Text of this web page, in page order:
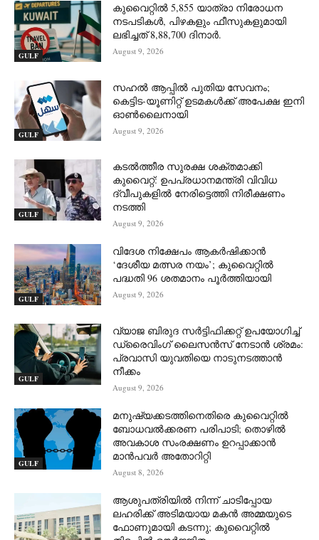
GULF
കുവൈറ്റിൽ 5,855 യാത്രാ നിരോധന
നടപടികൾ, പിഴകളും ഫീസുകളുമായി
ലഭിച്ചത് 8,88,700 ദിനാർ.
August 9, 2026
GULF
സഹൽ ആപ്പിൽ പുതിയ സേവനം;
കെട്ടിട-യൂണിറ്റ് ഉടമകൾക്ക് അപേക്ഷ ഇനി
ഓൺലൈനായി
August 9, 2026
GULF
കടൽത്തീര സുരക്ഷ ശക്തമാക്കി
കുവൈറ്റ്: ഉപപ്രധാനമന്ത്രി വിവിധ
ദ്വീപുകളിൽ നേരിട്ടെത്തി നിരീക്ഷണം
നടത്തി
August 9, 2026
GULF
വിദേശ നിക്ഷേപം ആകർഷിക്കാൻ
‘ദേശീയ മത്സര നയം’; കുവൈറ്റിൽ
പദ്ധതി 96 ശതമാനം പൂർത്തിയായി
August 9, 2026
GULF
വ്യാജ ബിരുദ സർട്ടിഫിക്കറ്റ് ഉപയോഗിച്ച്
ഡ്രൈവിംഗ് ലൈസൻസ് നേടാൻ ശ്രമം:
പ്രവാസി യുവതിയെ നാടുനടത്താൻ
നീക്കം
August 9, 2026
GULF
മനുഷ്യക്കടത്തിനെതിരെ കുവൈറ്റിൽ
ബോധവൽക്കരണ പരിപാടി; തൊഴിൽ
അവകാശ സംരക്ഷണം ഉറപ്പാക്കാൻ
മാൻപവർ അതോറിറ്റി
August 8, 2026
ആശുപത്രിയിൽ നിന്ന് ചാടിപ്പോയ
ലഹരിക്ക് അടിമയായ മകൻ അമ്മയുടെ
ഫോണുമായി കടന്നു; കുവൈറ്റിൽ